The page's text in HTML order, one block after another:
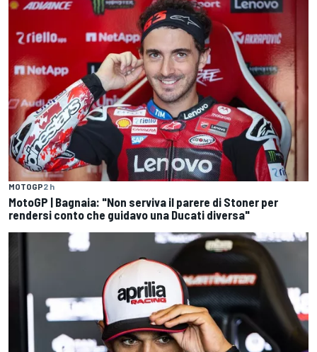
MOTOGP2 h
MotoGP | Bagnaia: "Non serviva il parere di Stoner per
rendersi conto che guidavo una Ducati diversa"